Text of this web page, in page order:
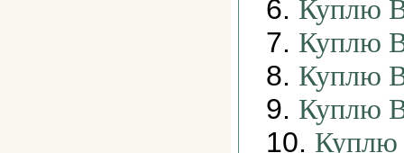
6. Куплю
7. Куплю
8. Куплю
9. Куплю
10. Куплю